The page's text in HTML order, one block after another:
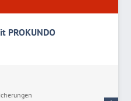
PROKUNDO